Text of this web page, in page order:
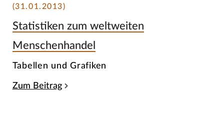
(31.01.2013)
Statistiken zum weltweiten
Menschenhandel
Tabellen und Grafiken
Zum Beitrag